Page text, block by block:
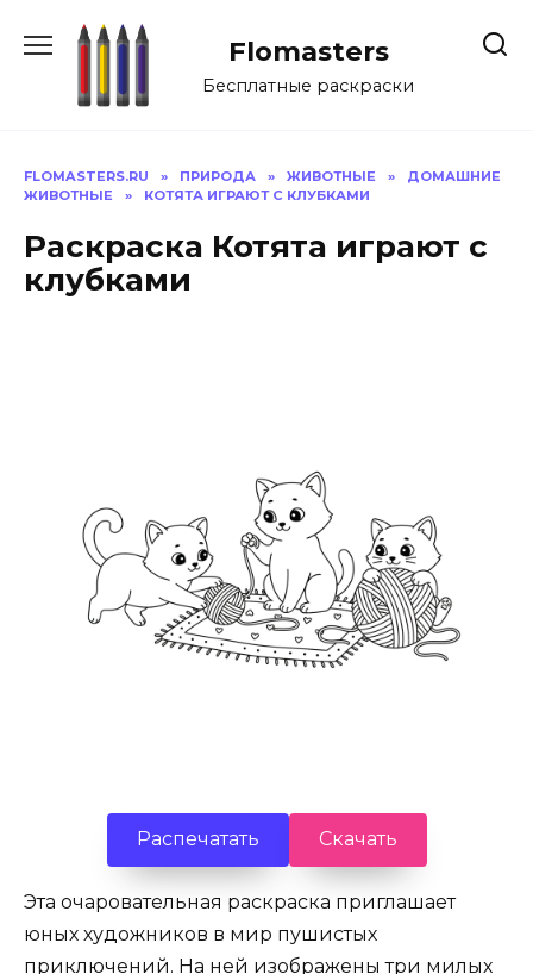
Flomasters
Бесплатные раскраски
FLOMASTERS.RU » ПРИРОДА » ЖИВОТНЫЕ »
ДОМАШНИЕ
ЖИВОТНЫЕ
» КОТЯТА ИГРАЮТ С КЛУБКАМИ
Раскраска Котята играют с
клубками
Распечатать Скачать
Эта очаровательная раскраска приглашает
юных художников в мир пушистых
приключений. На ней изображены три милых